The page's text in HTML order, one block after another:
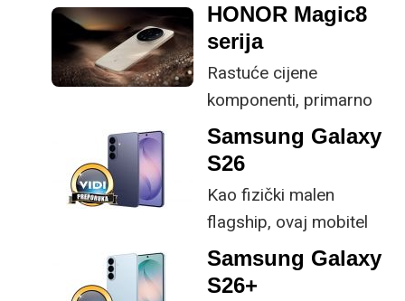
specifikacije, no
istovremeno
implementirao
nadogradnje koje su
ključne svakom
korisniku.
HONOR Magic8
serija
Rastuće cijene
komponenti, primarno
RAM-a i pohrane,
inflacijski pritisci te sve
elektroničkom otpadu
potiče proizvođače da
transformiraju svoje
uređaje iz trendy
Samsung Galaxy
S26
Kao fizički malen
flagship, ovaj mobitel
spada među rijetke koji
vam nude ovakve
Samsung Galaxy
S26+